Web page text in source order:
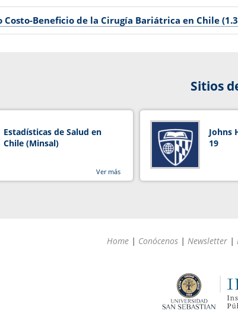
Costo-Beneficio de la Cirugía Bariátrica en Chile
Sitios
Estadísticas de Salud en
Chile (Minsal)
Ver más
Johns
19
Home | Conócenos | Newsletter |